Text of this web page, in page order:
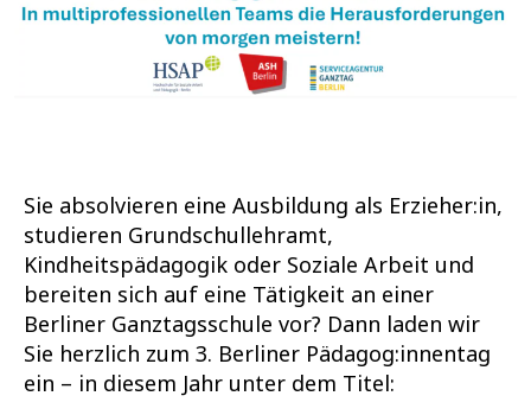
Sie absolvieren eine Ausbildung als Erzieher:in,
studieren Grundschullehramt,
Kindheitspädagogik oder Soziale Arbeit und
bereiten sich auf eine Tätigkeit an einer
Berliner Ganztagsschule vor? Dann laden wir
Sie herzlich zum 3. Berliner Pädagog:innentag
ein – in diesem Jahr unter dem Titel: